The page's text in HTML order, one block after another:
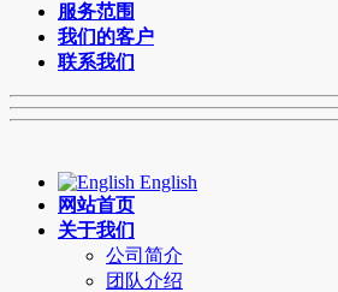
服务范围
我们的客户
联系我们
English
网站首页
关于我们
公司简介
团队介绍